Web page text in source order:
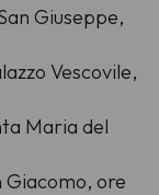
Giuseppe,
Vescovile,
Maria del
Giacomo, ore